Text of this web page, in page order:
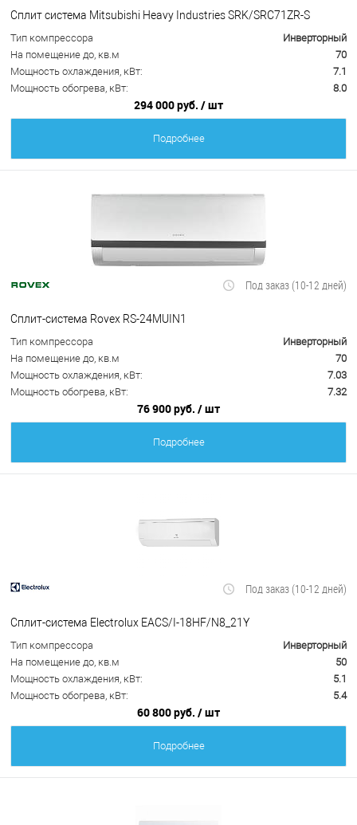
Сплит система Mitsubishi Heavy Industries SRK/SRC71ZR-S
Тип компрессора
Инверторный
На помещение до, кв.м
70
Мощность охлаждения, кВт:
7.1
Мощность обогрева, кВт:
8.0
294 000 руб. / шт
Подробнее
Под заказ (10-12 дней)
Сплит-система Rovex RS-24MUIN1
Тип компрессора
Инверторный
На помещение до, кв.м
70
Мощность охлаждения, кВт:
7.03
Мощность обогрева, кВт:
7.32
76 900 руб. / шт
Подробнее
Под заказ (10-12 дней)
Сплит-система Electrolux EACS/I-18HF/N8_21Y
Тип компрессора
Инверторный
На помещение до, кв.м
50
Мощность охлаждения, кВт:
5.1
Мощность обогрева, кВт:
5.4
60 800 руб. / шт
Подробнее